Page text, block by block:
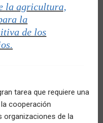
la agricultura,
la
de los
tarea que requiere una
cooperación
organizaciones de la